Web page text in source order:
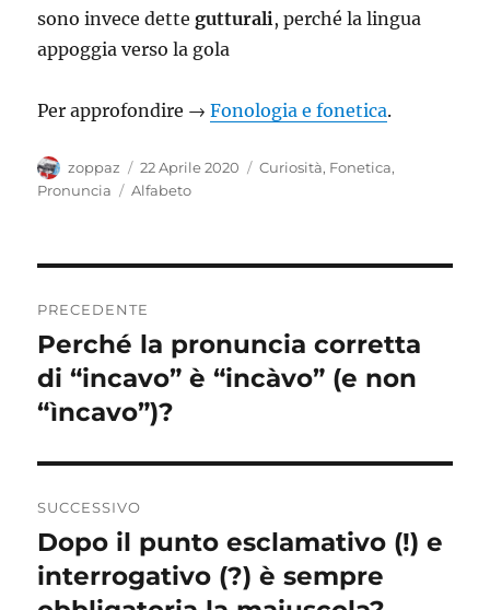
sono invece dettegutturali, perché la lingua
appoggia verso la gola
Per approfondire →Fonologia e fonetica.
Autore
zoppaz
Pubblicato
il
22 Aprile 2020 Categorie
Curiosità, Fonetica,
Pronuncia
Tag
Alfabeto
articoli
PRECEDENTE
Articolo
precedente:
Perché la pronuncia corretta
di “incavo” è “incàvo” (e non
“ìncavo”)?
SUCCESSIVO
Articolo
successivo:
Dopo il punto esclamativo (!) e
interrogativo (?) è sempre